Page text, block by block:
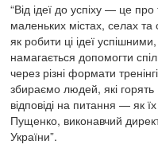
“Від ідеї до успіху — це
маленьких містах, селах
як робити ці ідеї
намагається допомогти
через різні формати
збираємо людей, які
відповіді на питання — як
Пущенко, виконавчий
України”.